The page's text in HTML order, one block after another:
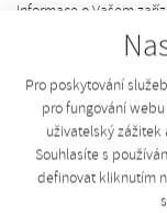
Pro poskytování
pro fungování
uživatelský zážitek
Souhlasíte s
definovat kliknutím
Informace o Vašem
formuláře